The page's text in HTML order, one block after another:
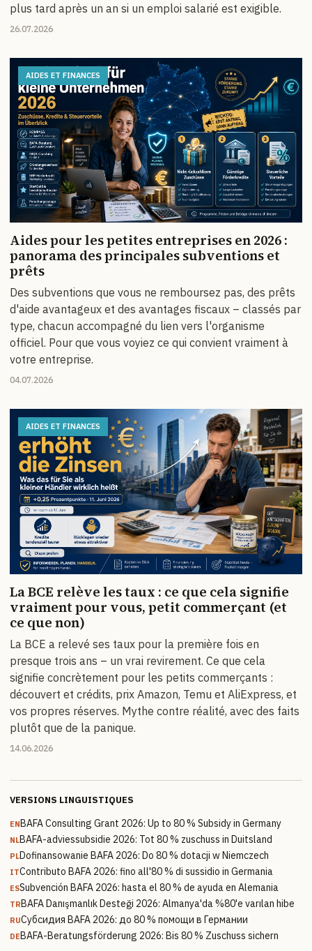
plus tard après un an si un emploi salarié est exigible.
26.07.2026
AIDES ET FINANCES
Aides pour les petites entreprises en 2026 :
panorama des principales subventions et
prêts
Des subventions que vous ne remboursez pas, des prêts
d'aide avantageux et des avantages fiscaux – classés par
type, chacun accompagné du lien vers l'organisme
officiel. Pour que vous voyiez ce qui convient vraiment à
votre entreprise.
04.07.2026
AIDES ET FINANCES
La BCE relève les taux : ce que cela signifie
vraiment pour vous, petit commerçant (et
ce que non)
La BCE a relevé ses taux pour la première fois en
presque trois ans – un vrai revirement. Ce que cela
signifie concrètement pour les petits commerçants :
découvert et crédits, prix Amazon, Temu et AliExpress, et
vos propres réserves. Mythe contre réalité, avec des faits
plutôt que de la panique.
14.06.2026
VERSIONS LINGUISTIQUES
ENBAFA Consulting Grant 2026: Up to 80 % Subsidy in Germany
NLBAFA-adviessubsidie 2026: Tot 80 % zuschuss in Duitsland
PLDofinansowanie BAFA 2026: Do 80 % dotacji w Niemczech
ITContributo BAFA 2026: fino all'80 % di sussidio in Germania
ESSubvención BAFA 2026: hasta el 80 % de ayuda en Alemania
TRBAFA Danışmanlık Desteği 2026: Almanya'da %80'e varılan hibe
RUСубсидия BAFA 2026: до 80 % помощи в Германии
DEBAFA-Beratungsförderung 2026: Bis 80 % Zuschuss sichern